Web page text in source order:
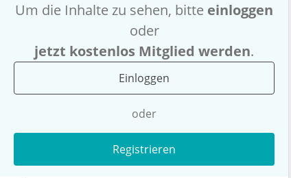
Um die Inhalte zu sehen, bitte einloggen
oder
jetzt kostenlos Mitglied werden.
Einloggen
oder
Registrieren